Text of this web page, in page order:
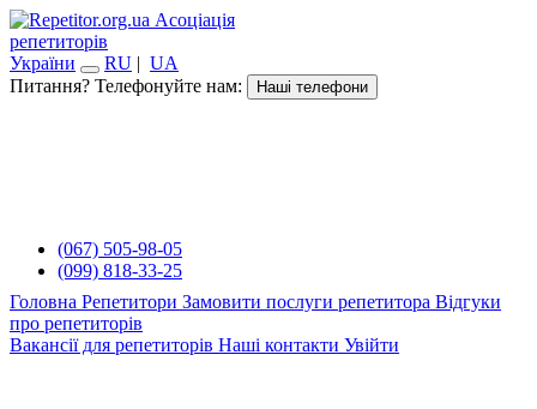
Асоціація
репетиторів
України
RU | UA
Питання? Телефонуйте нам:
Наші телефони
(067) 505-98-05
(099) 818-33-25
Головна Репетитори Замовити послуги репетитора Відгуки
про репетиторів
Вакансії для репетиторів Наші контакти Увійти